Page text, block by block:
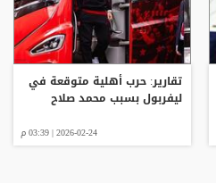
تقارير: حرب أهلية متوقعة في
ليفربول بسبب محمد صلاح
2026-02-24 | 03:39 م